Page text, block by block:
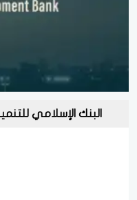
البنك الإسلامي